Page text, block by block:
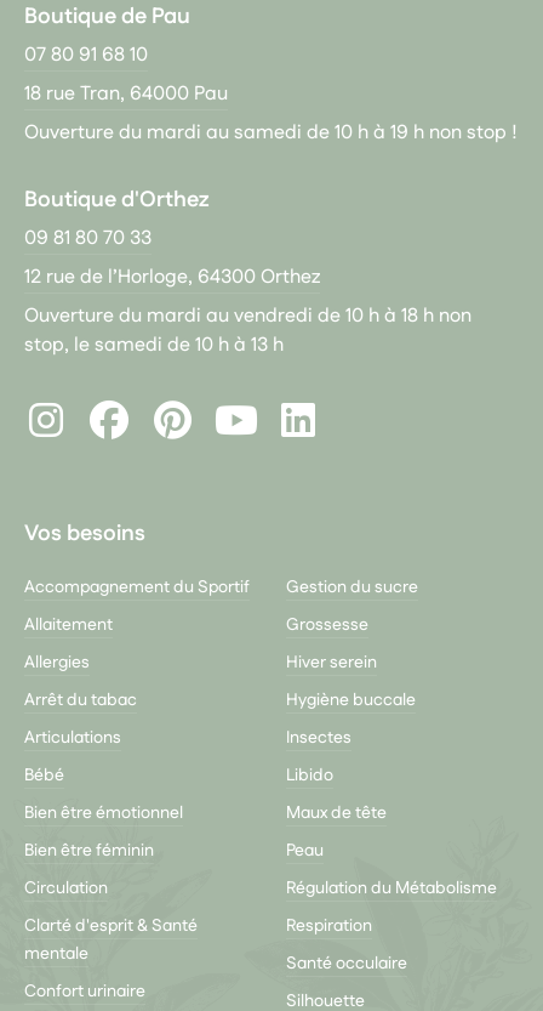
Boutique de Pau
07 80 91 68 10
18 rue Tran, 64000 Pau
Ouverture du mardi au samedi de 10 h à 19 h non stop !
Boutique d'Orthez
09 81 80 70 33
12 rue de l’Horloge, 64300 Orthez
Ouverture du mardi au vendredi de 10 h à 18 h non
stop, le samedi de 10 h à 13 h
InstagramFacebookPinterest
LinkedIn
Vos besoins
Accompagnement du Sportif
Allaitement
Allergies
Arrêt du tabac
Articulations
Bébé
Bien être émotionnel
Bien être féminin
Circulation
Clarté d'esprit & Santé
mentale
Confort urinaire
Gestion du sucre
Grossesse
Hiver serein
Hygiène buccale
Insectes
Libido
Maux de tête
Peau
Régulation du Métabolisme
Respiration
Santé occulaire
Silhouette